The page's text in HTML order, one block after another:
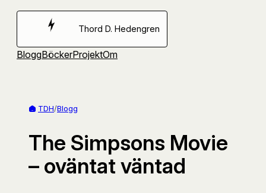
Hoppa
Thord D. Hedengren
BloggBöckerProjektOm
TDH/Blogg
The Simpsons Movie
– oväntat väntad